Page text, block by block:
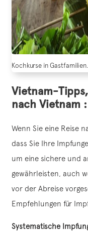
Kochkurse in
Vietnam-Tipps,
nach Vietnam :
Wenn Sie eine Reise
dass Sie Ihre
um eine sichere und
gewährleisten, auch
vor der Abreise
Empfehlungen für
Systematische